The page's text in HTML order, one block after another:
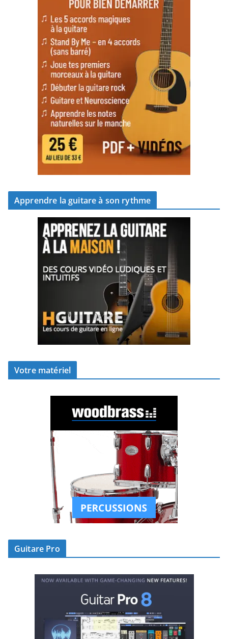
Apprendre la guitare à son rythme
Votre matériel
Guitare Pro